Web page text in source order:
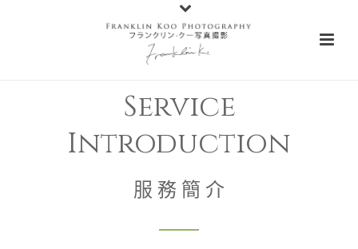
Service
Introduction
服 務 簡 介